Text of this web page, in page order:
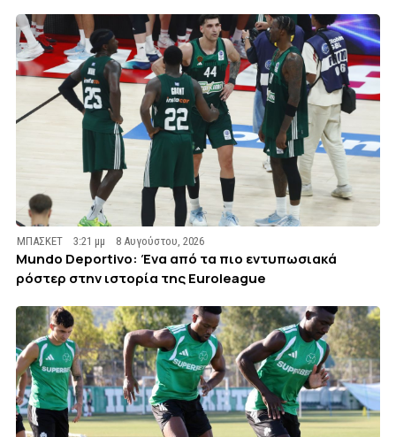
ΜΠΑΣΚΕΤ 3:21 μμ 8 Αυγούστου, 2026
Mundo Deportivo: Ένα από τα πιο εντυπωσιακά
ρόστερ στην ιστορία της Euroleague